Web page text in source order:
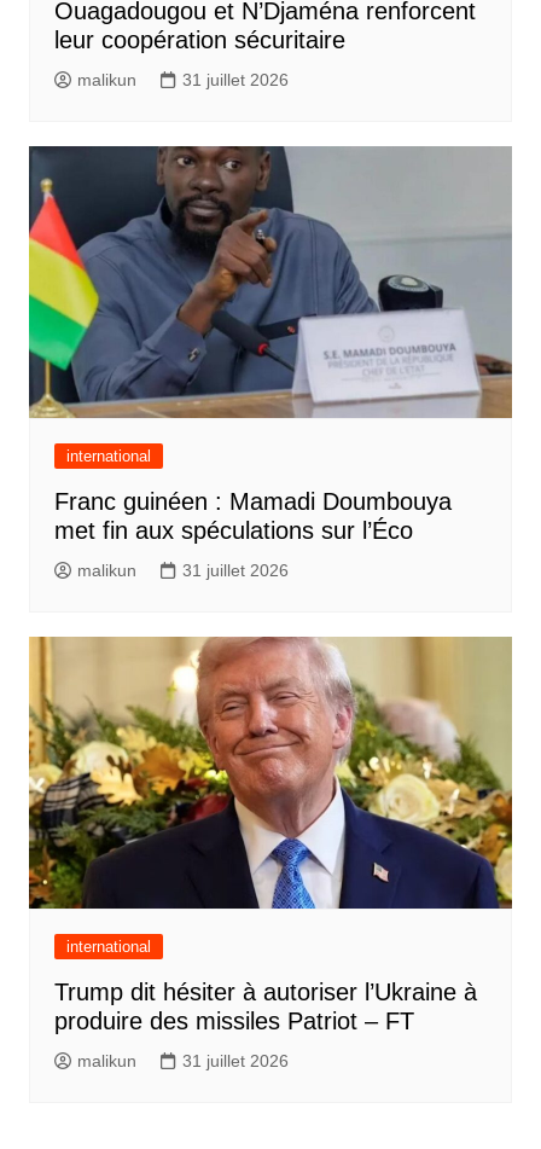
Ouagadougou et N’Djaména renforcent
leur coopération sécuritaire
malikun 31 juillet 2026
international
Franc guinéen : Mamadi Doumbouya
met fin aux spéculations sur l’Éco
malikun 31 juillet 2026
international
Trump dit hésiter à autoriser l’Ukraine à
produire des missiles Patriot – FT
malikun 31 juillet 2026